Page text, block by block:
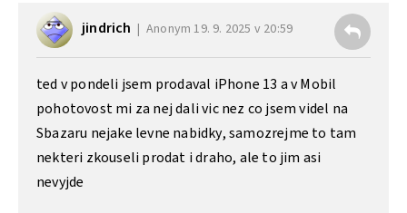
jindrich Anonym 19. 9. 2025 v 20:59
ted v pondeli jsem prodaval iPhone 13 a v Mobil
pohotovost mi za nej dali vic nez co jsem videl na
Sbazaru nejake levne nabidky, samozrejme to tam
nekteri zkouseli prodat i draho, ale to jim asi
nevyjde